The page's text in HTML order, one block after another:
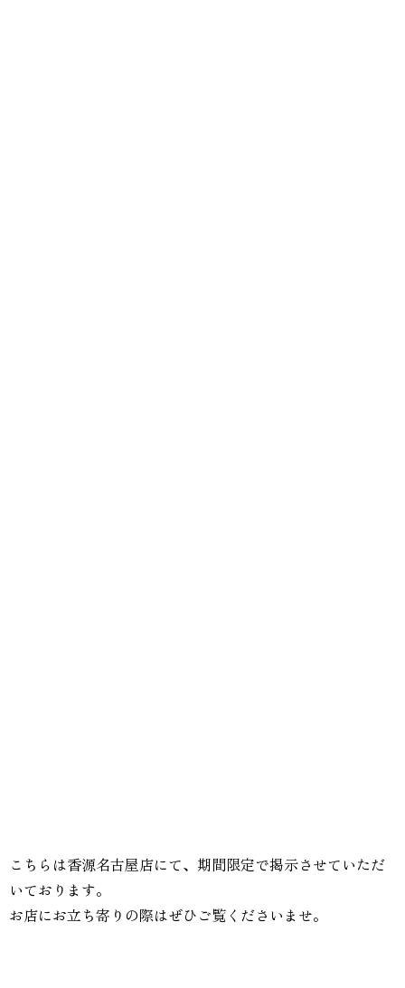
こちらは香源名古屋店にて、期間限定で掲示させていただ
いております。
お店にお立ち寄りの際はぜひご覧くださいませ。